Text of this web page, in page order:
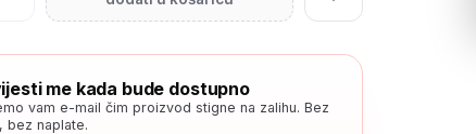
me kada bude dostupno
vam e-mail čim proizvod stigne na zalihu. Bez
bez naplate.